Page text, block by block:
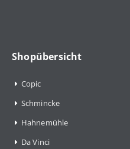
Shopübersicht
Copic
Schmincke
Hahnemühle
Da Vinci